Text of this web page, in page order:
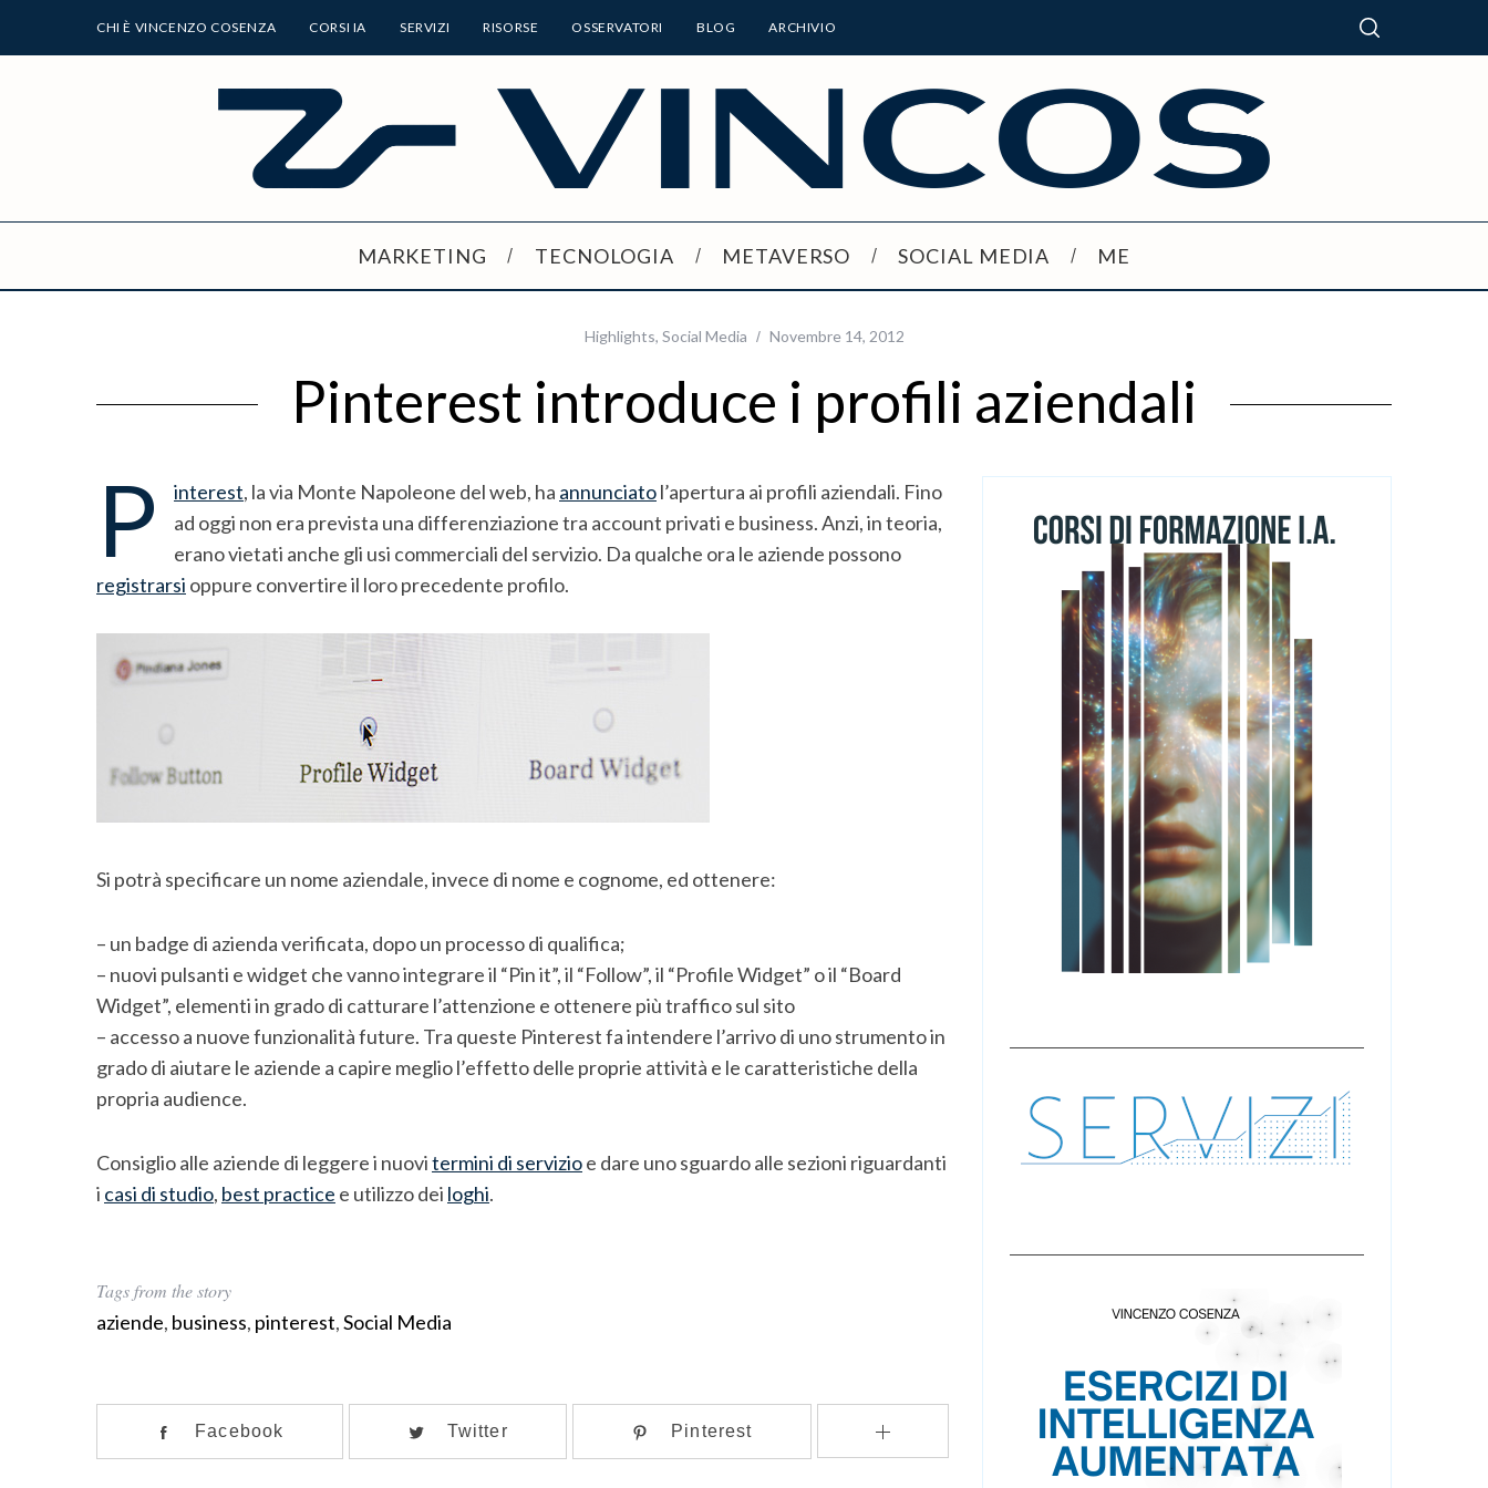
CHI È VINCENZO COSENZA CORSI IA SERVIZI RISORSE OSSERVATORI BLOG ARCHIVIO
MARKETING TECNOLOGIA METAVERSO SOCIAL MEDIA ME
Highlights, Social Media Novembre 14, 2012
Pinterest introduce i profili aziendali
P interest, la via Monte Napoleone del web, ha annunciatol’apertura ai profili aziendali. Fino
ad oggi non era prevista una differenziazione tra account privati e business. Anzi, in teoria,
erano vietati anche gli usi commerciali del servizio. Da qualche ora le aziende possono
registrarsi oppure convertire il loro precedente profilo.
Si potrà specificare un nome aziendale, invece di nome e cognome, ed ottenere:
– un badge di azienda verificata, dopo un processo di qualifica;
– nuovi pulsanti e widget che vanno integrare il “Pin it”, il “Follow”, il “Profile Widget” o il “Board
Widget”, elementi in grado di catturare l’attenzione e ottenere più traffico sul sito
– accesso a nuove funzionalità future. Tra queste Pinterest fa intendere l’arrivo di uno strumento in
grado di aiutare le aziende a capire meglio l’effetto delle proprie attività e le caratteristiche della
propria audience.
Consiglio alle aziende di leggere i nuovitermini di servizioe dare uno sguardo alle sezioni riguardanti
i casi di studio, best practice e utilizzo dei loghi.
Tags from the story
aziende, business, pinterest,Social Media
Facebook Twitter Pinterest
a
h
f
o
r